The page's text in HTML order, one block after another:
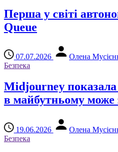
Перша у світі
Queue
07.07.2026
Олена
Безпека
Midjourney показала
в майбутньому
19.06.2026
Олена
Безпека